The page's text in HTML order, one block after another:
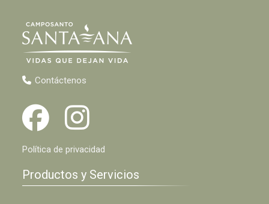
Contáctenos
Política de privacidad
Productos y Servicios